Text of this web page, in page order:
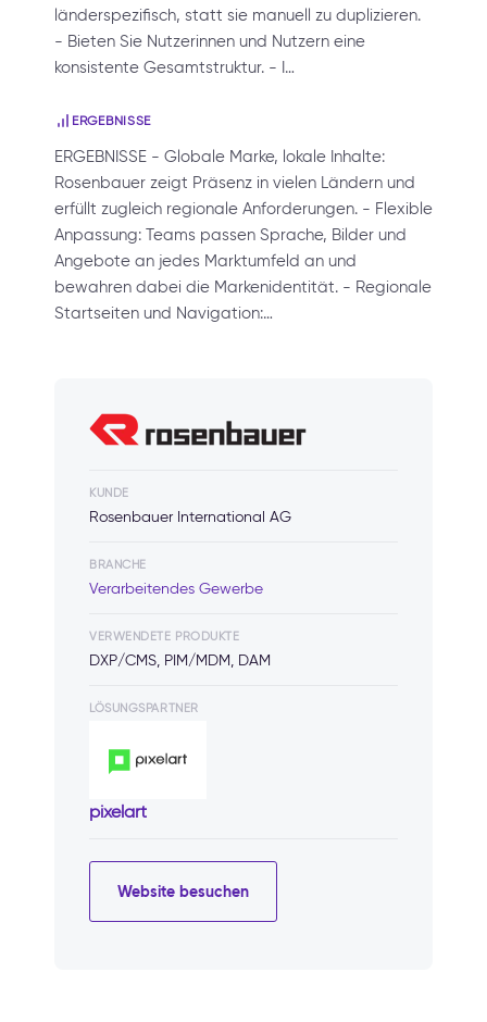
länderspezifisch, statt sie manuell zu duplizieren.
- Bieten Sie Nutzerinnen und Nutzern eine
konsistente Gesamtstruktur. - I…
ERGEBNISSE
ERGEBNISSE - Globale Marke, lokale Inhalte:
Rosenbauer zeigt Präsenz in vielen Ländern und
erfüllt zugleich regionale Anforderungen. - Flexible
Anpassung: Teams passen Sprache, Bilder und
Angebote an jedes Marktumfeld an und
bewahren dabei die Markenidentität. - Regionale
Startseiten und Navigation:…
KUNDE
Rosenbauer International AG
BRANCHE
Verarbeitendes Gewerbe
VERWENDETE PRODUKTE
DXP/CMS, PIM/MDM, DAM
LÖSUNGSPARTNER
pixelart
Website besuchen